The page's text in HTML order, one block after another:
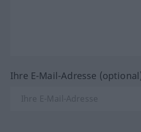
Ihre E-Mail-Adresse